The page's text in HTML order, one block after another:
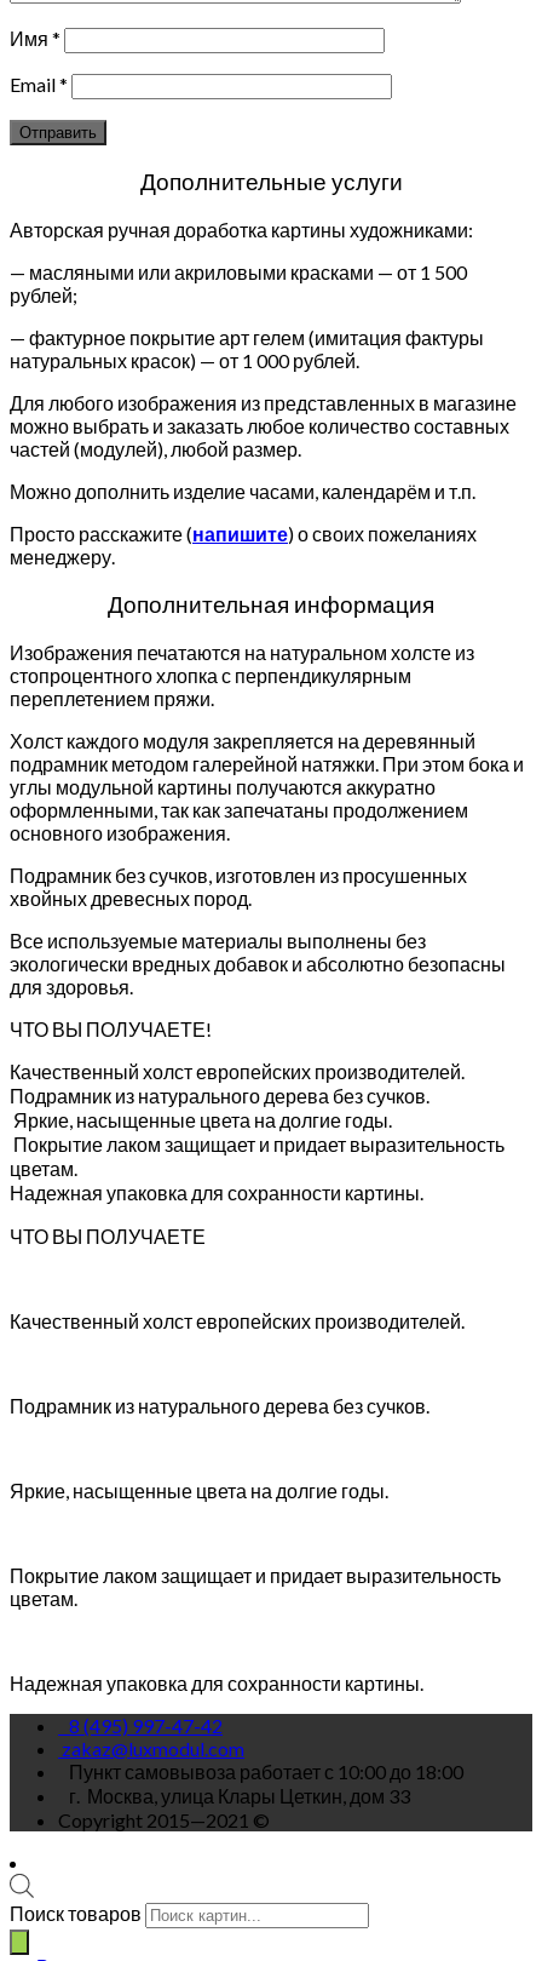
Имя *
Email*
Дополнительные услуги
Авторская ручная доработка картины художниками:
— масляными или акриловыми красками — от 1 500
рублей;
— фактурное покрытие арт гелем (имитация фактуры
натуральных красок) — от 1 000 рублей.
Для любого изображения из представленных в магазине
можно выбрать и заказать любое количество составных
частей (модулей), любой размер.
Можно дополнить изделие часами, календарём и т.п.
Просто расскажите (напишите) о своих пожеланиях
менеджеру.
Дополнительная информация
Изображения печатаются на натуральном холсте из
стопроцентного хлопка с перпендикулярным
переплетением пряжи.
Холст каждого модуля закрепляется на деревянный
подрамник методом галерейной натяжки. При этом бока и
углы модульной картины получаются аккуратно
оформленными, так как запечатаны продолжением
основного изображения.
Подрамник без сучков, изготовлен из просушенных
хвойных древесных пород.
Все используемые материалы выполнены без
экологически вредных добавок и абсолютно безопасны
для здоровья.
ЧТО ВЫ ПОЛУЧАЕТЕ!
Качественный холст европейских производителей.
Подрамник из натурального дерева без сучков.
Яркие, насыщенные цвета на долгие годы.
Покрытие лаком защищает и придает выразительность
цветам.
Надежная упаковка для сохранности картины.
ЧТО ВЫ ПОЛУЧАЕТЕ
Качественный холст европейских производителей.
Подрамник из натурального дерева без сучков.
Яркие, насыщенные цвета на долгие годы.
Покрытие лаком защищает и придает выразительность
цветам.
Надежная упаковка для сохранности картины.
8 (495) 997-47-42
zakaz@luxmodul.com
Пункт самовывоза работает с 10:00 до 18:00
г. Москва, улица Клары Цеткин, дом 33
Copyright 2015—2021 ©
Поиск товаров